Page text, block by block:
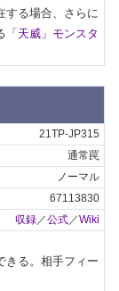
する場合、さらに
「天威」モンスタ
21TP-JP315
通常罠
ノーマル
67113830
収録／公式／Wiki
きる。相手フィー